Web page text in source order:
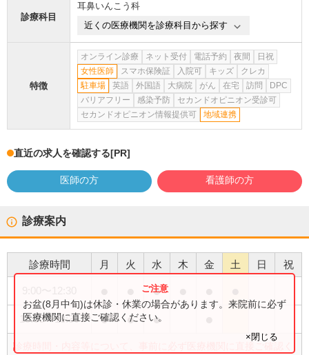
診療科目
耳鼻いんこう科
近くの医療機関を診療科目から探す
特徴
オンライン診療 ネット受付 電話予約 夜間
日祝
女性医師
スマホ保険証 入院可 キッズ
クレカ
駐車場
英語 外国語 大病院 がん 在宅 訪問
DPC
バリアフリー
感染予防
セカンドオピニオン受診可
セカンドオピニオン情報提供可
地域連携
直近の求人を確認する[PR]
医師の方 看護師の方
診療案内
診療時間 月 火 水 木 金 土 日 祝
●
15:00〜18:30 ● ● ●
診療時間・内容等について、事前に必ず医療機関に直接ご確認く
お盆(8月中旬)は休診・休業の場合があります。来院前に必ず
医療機関に直接ご確認ください。
×閉じる